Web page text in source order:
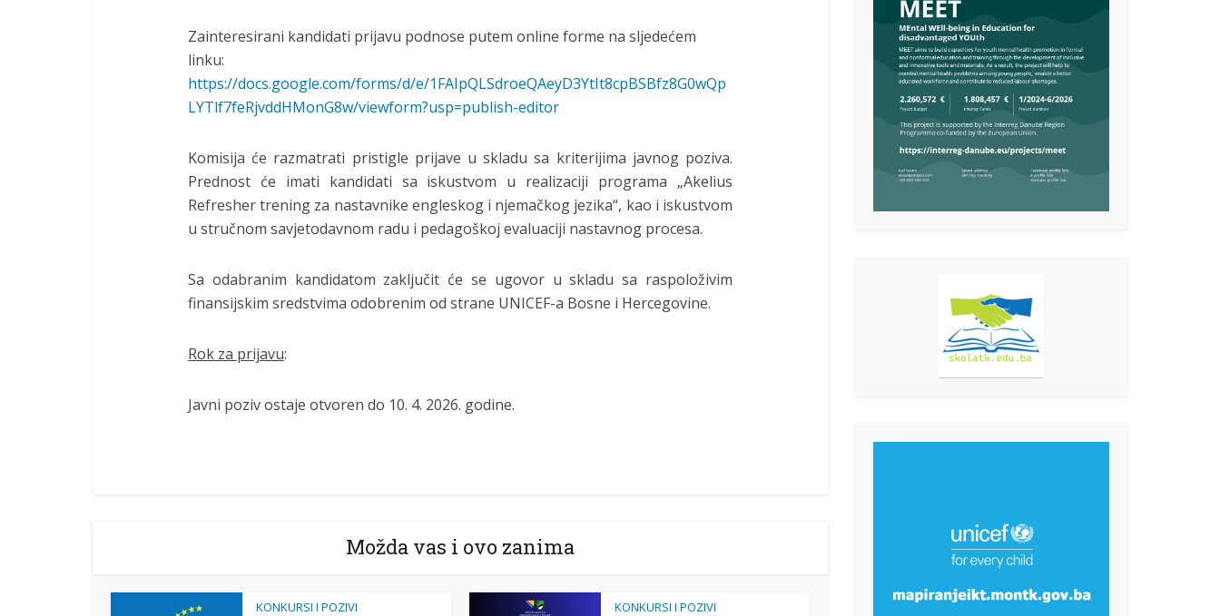
Zainteresirani kandidati prijavu podnose putem online forme na sljedećem
linku:
https://docs.google.com/forms/d/e/1FAIpQLSdroeQAeyD3YtIt8cpBSBfz8G0wQp
LYTlf7feRjvddHMonG8w/viewform?usp=publish-editor
Komisija će razmatrati pristigle prijave u skladu sa kriterijima javnog poziva.
Prednost će imati kandidati sa iskustvom u realizaciji programa „Akelius
Refresher trening za nastavnike engleskog i njemačkog jezika“, kao i iskustvom
u stručnom savjetodavnom radu i pedagoškoj evaluaciji nastavnog procesa.
Sa odabranim kandidatom zaključit će se ugovor u skladu sa raspoloživim
finansijskim sredstvima odobrenim od strane UNICEF-a Bosne i Hercegovine.
Rok za prijavu:
Javni poziv ostaje otvoren do 10. 4. 2026. godine.
Možda vas i ovo zanima
KONKURSI I POZIVI KONKURSI I POZIVI